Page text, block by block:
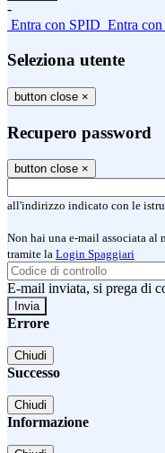
-
Entra con SPID Entra
Seleziona utente
button close ×
Recupero password
button close ×
all'indirizzo indicato con le
Non hai una e-mail associata al
tramite la Login Spaggiari
E-mail inviata, si prega di
Errore
Chiudi
Successo
Chiudi
Informazione